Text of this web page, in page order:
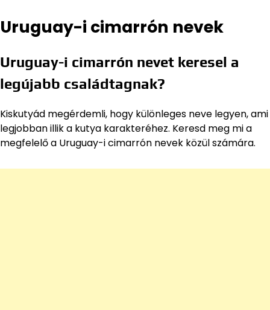
Uruguay-i cimarrón nevek
Uruguay-i cimarrón nevet keresel a
legújabb családtagnak?
Kiskutyád megérdemli, hogy különleges neve legyen, ami
legjobban illik a kutya karakteréhez. Keresd meg mi a
megfelelő a Uruguay-i cimarrón nevek közül számára.